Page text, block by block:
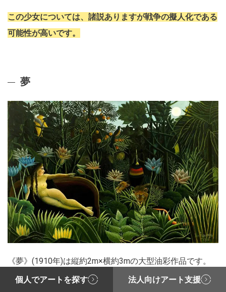
この少女については、諸説ありますが戦争の擬人化である
可能性が高いです。
夢
《夢》(1910年)は縦約2m×横約3mの大型油彩作品です。
画面に広がるのは還暦を過ぎてから多く扱われたテーマで
個人でアートを探す 法人向けアート支援